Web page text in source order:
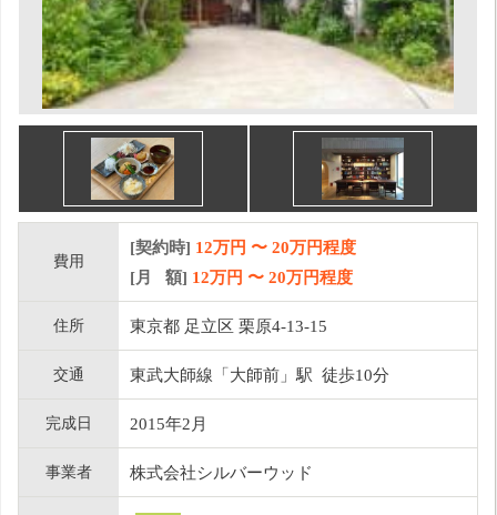
費用
[契約時] 12万円 〜 20万円程度
[月 額] 12万円 〜 20万円程度
住所 東京都 足立区 栗原4-13-15
交通 東武大師線「大師前」駅 徒歩10分
完成日 2015年2月
事業者 株式会社シルバーウッド